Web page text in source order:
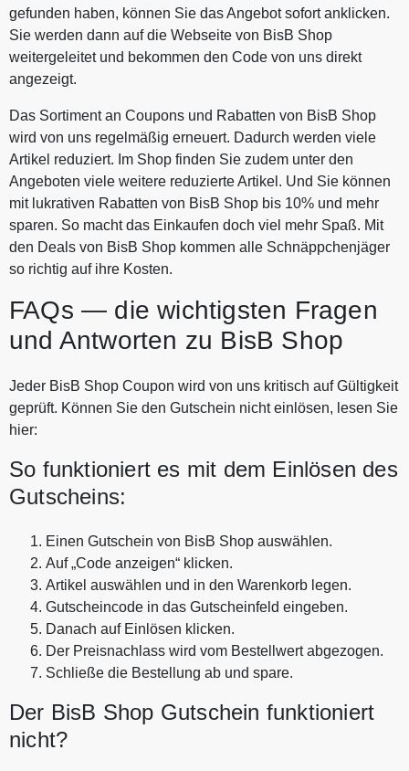
gefunden haben, können Sie das Angebot sofort anklicken.
Sie werden dann auf die Webseite von BisB Shop
weitergeleitet und bekommen den Code von uns direkt
angezeigt.
Das Sortiment an Coupons und Rabatten von BisB Shop
wird von uns regelmäßig erneuert. Dadurch werden viele
Artikel reduziert. Im Shop finden Sie zudem unter den
Angeboten viele weitere reduzierte Artikel. Und Sie können
mit lukrativen Rabatten von BisB Shop bis 10% und mehr
sparen. So macht das Einkaufen doch viel mehr Spaß. Mit
den Deals von BisB Shop kommen alle Schnäppchenjäger
so richtig auf ihre Kosten.
FAQs — die wichtigsten Fragen
und Antworten zu BisB Shop
Jeder BisB Shop Coupon wird von uns kritisch auf Gültigkeit
geprüft. Können Sie den Gutschein nicht einlösen, lesen Sie
hier:
So funktioniert es mit dem Einlösen des
Gutscheins:
Einen Gutschein von BisB Shop auswählen.
Auf „Code anzeigen“ klicken.
Artikel auswählen und in den Warenkorb legen.
Gutscheincode in das Gutscheinfeld eingeben.
Danach auf Einlösen klicken.
Der Preisnachlass wird vom Bestellwert abgezogen.
Schließe die Bestellung ab und spare.
Der BisB Shop Gutschein funktioniert
nicht?